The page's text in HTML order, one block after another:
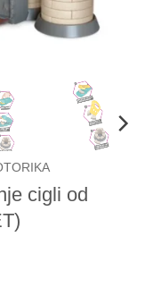
cigli od